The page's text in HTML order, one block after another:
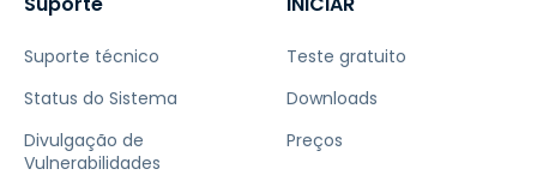
Suporte técnico
Status do Sistema
Divulgação de
Vulnerabilidades
Teste gratuito
Downloads
Preços